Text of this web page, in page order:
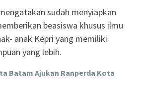
sudah menyiapkan
beasiswa khusus ilmu
anak Kepri yang memiliki
yang lebih.
Batam Ajukan Ranperda Kota